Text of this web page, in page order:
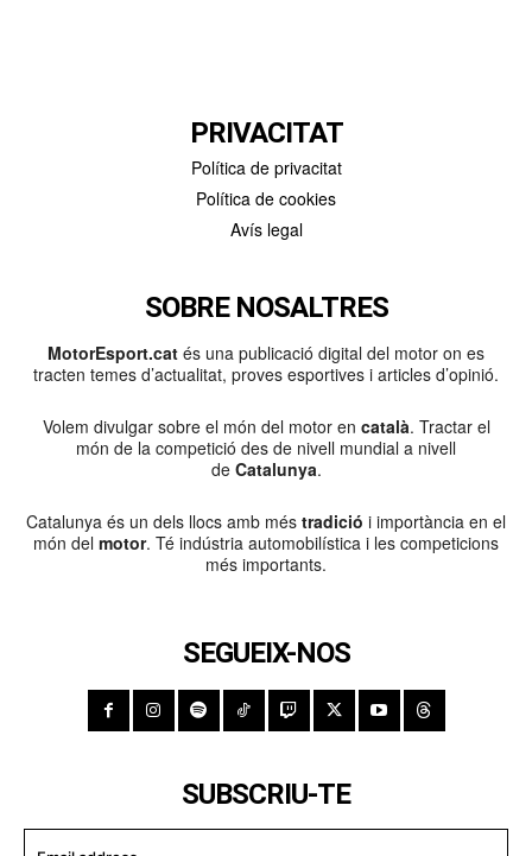
PRIVACITAT
Política de privacitat
Política de cookies
Avís legal
SOBRE NOSALTRES
MotorEsport.cat és una publicació digital del motor on es
tracten temes d’actualitat, proves esportives i articles d’opinió.
Volem divulgar sobre el món del motor en català. Tractar el
món de la competició des de nivell mundial a nivell
de Catalunya.
Catalunya és un dels llocs amb més tradició i importància en el
món del motor. Té indústria automobilística i les competicions
més importants.
SEGUEIX-NOS
SUBSCRIU-TE